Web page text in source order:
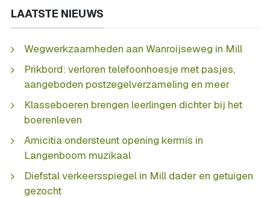
LAATSTE NIEUWS
Wegwerkzaamheden aan Wanroijseweg in Mill
Prikbord: verloren telefoonhoesje met pasjes,
aangeboden postzegelverzameling en meer
Klasseboeren brengen leerlingen dichter bij het
boerenleven
Amicitia ondersteunt opening kermis in
Langenboom muzikaal
Diefstal verkeersspiegel in Mill dader en getuigen
gezocht